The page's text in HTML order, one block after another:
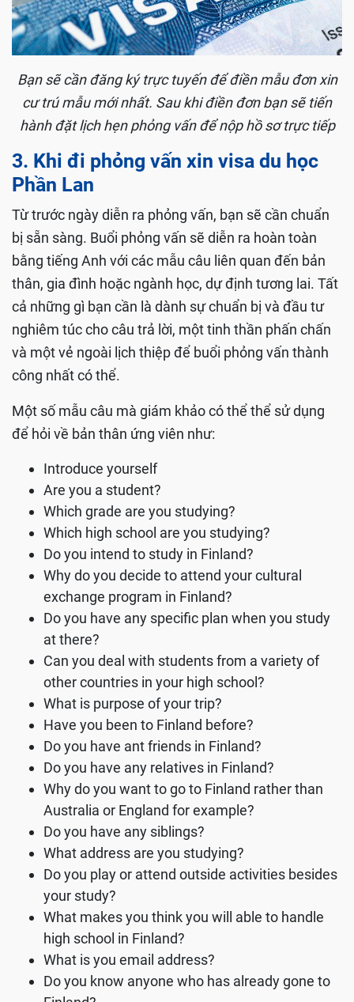
Bạn sẽ cần đăng ký trực tuyến để điền mẫu đơn xin
cư trú mẫu mới nhất. Sau khi điền đơn bạn sẽ tiến
hành đặt lịch hẹn phỏng vấn để nộp hồ sơ trực tiếp
3. Khi đi phỏng vấn xin visa du học
Phần Lan
Từ trước ngày diễn ra phỏng vấn, bạn sẽ cần chuẩn
bị sẵn sàng. Buổi phỏng vấn sẽ diễn ra hoàn toàn
bằng tiếng Anh với các mẫu câu liên quan đến bản
thân, gia đình hoặc ngành học, dự định tương lai. Tất
cả những gì bạn cần là dành sự chuẩn bị và đầu tư
nghiêm túc cho câu trả lời, một tinh thần phấn chấn
và một vẻ ngoài lịch thiệp để buổi phỏng vấn thành
công nhất có thể.
Một số mẫu câu mà giám khảo có thể thể sử dụng
để hỏi về bản thân ứng viên như:
Introduce yourself
Are you a student?
Which grade are you studying?
Which high school are you studying?
Do you intend to study in Finland?
Why do you decide to attend your cultural
exchange program in Finland?
Do you have any specific plan when you study
at there?
Can you deal with students from a variety of
other countries in your high school?
What is purpose of your trip?
Have you been to Finland before?
Do you have ant friends in Finland?
Do you have any relatives in Finland?
Why do you want to go to Finland rather than
Australia or England for example?
Do you have any siblings?
What address are you studying?
Do you play or attend outside activities besides
your study?
What makes you think you will able to handle
high school in Finland?
What is you email address?
Do you know anyone who has already gone to